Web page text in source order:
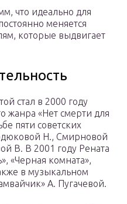
что идеально для
меняется
которые выдвигает
стал в 2000 году
жанра «Нет смерти для
пяти советских
Н., Смирновой
В. В 2001 году Рената
«Черная комната»,
в музыкальном
А. Пугачевой.